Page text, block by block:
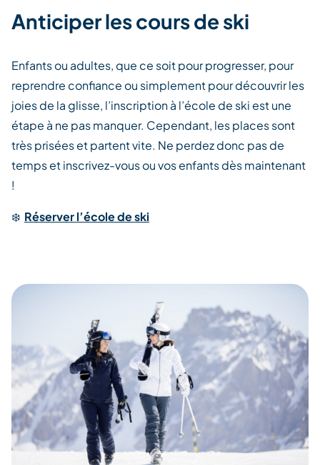
Anticiper les cours de ski
Enfants ou adultes, que ce soit pour progresser, pour
reprendre confiance ou simplementpourdécouvrir les
joies de la glisse, l’inscription à l’école de ski est une
étape à ne pas manquer. Cependant, les placessont
très priséesetpartent vite. Ne perdez donc pas de
temps et inscrivez-vous ou vos enfants dès maintenant
!
❄️ Réserver l’école de ski